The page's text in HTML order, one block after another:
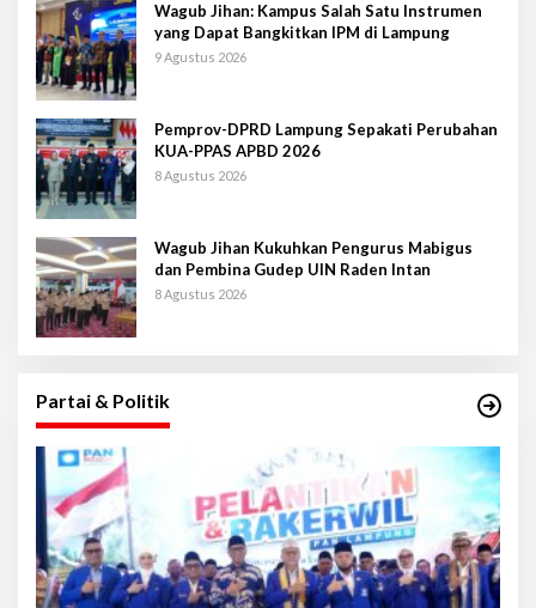
Wagub Jihan: Kampus Salah Satu Instrumen
yang Dapat Bangkitkan IPM di Lampung
9 Agustus 2026
Pemprov-DPRD Lampung Sepakati Perubahan
KUA-PPAS APBD 2026
8 Agustus 2026
Wagub Jihan Kukuhkan Pengurus Mabigus
dan Pembina Gudep UIN Raden Intan
8 Agustus 2026
Partai & Politik